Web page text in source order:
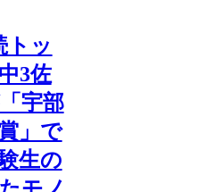
トッ
3佐
宇部
」で
生の